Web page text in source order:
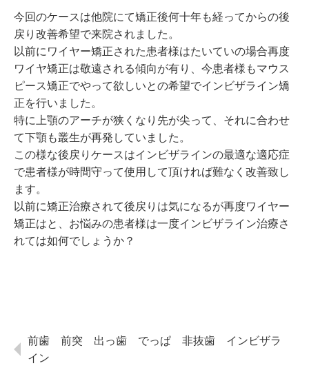
今回のケースは他院にて矯正後何十年も経ってからの後
戻り改善希望で来院されました。
以前にワイヤー矯正された患者様はたいていの場合再度
ワイヤ矯正は敬遠される傾向が有り、今患者様もマウス
ピース矯正でやって欲しいとの希望でインビザライン矯
正を行いました。
特に上顎のアーチが狭くなり先が尖って、それに合わせ
て下顎も叢生が再発していました。
この様な後戻りケースはインビザラインの最適な適応症
で患者様が時間守って使用して頂ければ難なく改善致し
ます。
以前に矯正治療されて後戻りは気になるが再度ワイヤー
矯正はと、お悩みの患者様は一度インビザライン治療さ
れては如何でしょうか？
前歯 前突 出っ歯 でっぱ 非抜歯 インビザラ
イン